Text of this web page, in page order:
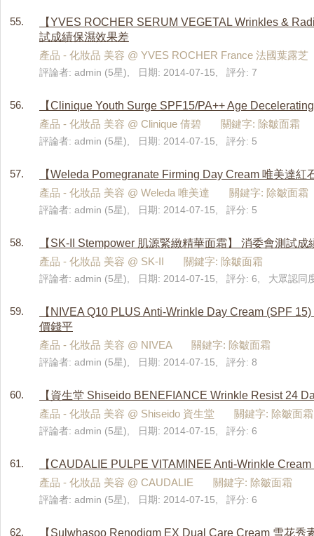
55.
【YVES ROCHER SERUM VEGETAL Wrinkles &
試成績保濕效果差
產品 - 化妝品 美容 @ YVES ROCHER France 法國葉
評論者: admin (5星), 日期: 2014-07-15, 評分: 7
56.
【Clinique Youth Surge SPF15/PA++ Age
產品 - 化妝品 美容 @ Clinique 倩碧 關鍵字: 除皺面霜
評論者: admin (5星), 日期: 2014-07-15, 評分: 5
57.
【Weleda Pomegranate Firming Day Cream 唯美達
產品 - 化妝品 美容 @ Weleda 唯美達 關鍵字: 除皺面霜
評論者: admin (5星), 日期: 2014-07-15, 評分: 5
58.
【SK-II Stempower 肌源緊緻精華面霜】 消委會測試
產品 - 化妝品 美容 @ SK-II 關鍵字: 除皺面霜
評論者: admin (5星), 日期: 2014-07-15, 評分: 6, 大眾認同
59.
【NIVEA Q10 PLUS Anti-Wrinkle Day Cream (SPF
價錢平
產品 - 化妝品 美容 @ NIVEA 關鍵字: 除皺面霜
評論者: admin (5星), 日期: 2014-07-15, 評分: 8
60.
【資生堂 Shiseido BENEFIANCE Wrinkle Resist 24
產品 - 化妝品 美容 @ Shiseido 資生堂 關鍵字: 除皺面霜
評論者: admin (5星), 日期: 2014-07-15, 評分: 6
61.
【CAUDALIE PULPE VITAMINEE Anti-Wrinkle
產品 - 化妝品 美容 @ CAUDALIE 關鍵字: 除皺面霜
評論者: admin (5星), 日期: 2014-07-15, 評分: 6
62.
【Sulwhasoo Renodigm EX Dual Care Cream 雪花